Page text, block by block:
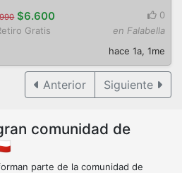
$6.600
0
Gratis
en Falabella
hace 1a, 1me
Anterior Siguiente
comunidad de
parte de la comunidad de